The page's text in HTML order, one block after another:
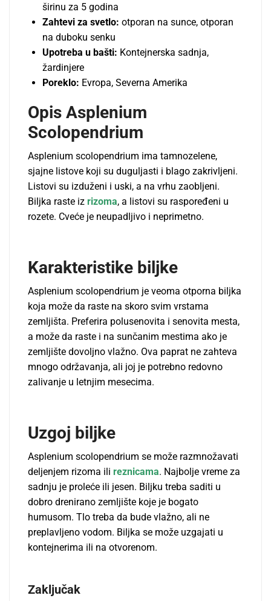
širinu za 5 godina
Zahtevi za svetlo: otporan na sunce, otporan
na duboku senku
Upotreba u bašti: Kontejnerska sadnja,
žardinjere
Poreklo: Evropa, Severna Amerika
Opis Asplenium
Scolopendrium
Asplenium scolopendrium ima tamnozelene,
sjajne listove koji su duguljasti i blago zakrivljeni.
Listovi su izduženi i uski, a na vrhu zaobljeni.
Biljka raste iz rizoma, a listovi su raspoređeni u
rozete. Cveće je neupadljivo i neprimetno.
Karakteristike biljke
Asplenium scolopendrium je veoma otporna biljka
koja može da raste na skoro svim vrstama
zemljišta. Preferira polusenovita i senovita mesta,
a može da raste i na sunčanim mestima ako je
zemljište dovoljno vlažno. Ova paprat ne zahteva
mnogo održavanja, ali joj je potrebno redovno
zalivanje u letnjim mesecima.
Uzgoj biljke
Asplenium scolopendrium se može razmnožavati
deljenjem rizoma ili reznicama. Najbolje vreme za
sadnju je proleće ili jesen. Biljku treba saditi u
dobro drenirano zemljište koje je bogato
humusom. Tlo treba da bude vlažno, ali ne
preplavljeno vodom. Biljka se može uzgajati u
kontejnerima ili na otvorenom.
Zaključak